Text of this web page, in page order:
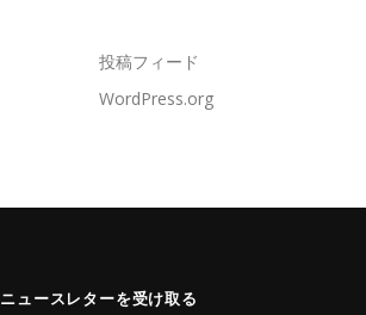
投稿フィード
WordPress.org
ニュースレターを受け取る